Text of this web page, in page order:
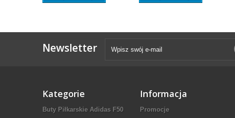
Newsletter
Kategorie
Buty Piłkarskie Adidas F50
Informacja
Promocje